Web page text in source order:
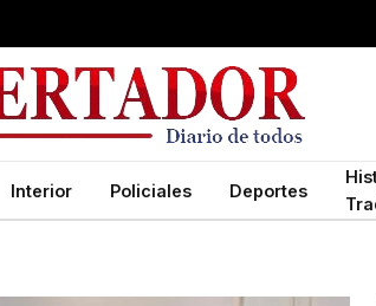
Interior Policiales Deportes